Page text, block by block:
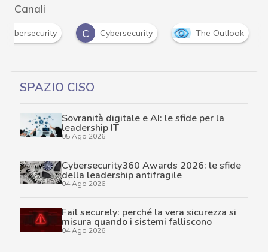
Canali
cybersecurity C Cybersecurity The Outlook
SPAZIO CISO
Sovranità digitale e AI: le sfide per la
leadership IT
05 Ago 2026
Cybersecurity360 Awards 2026: le sfide
della leadership antifragile
04 Ago 2026
Fail securely: perché la vera sicurezza si
misura quando i sistemi falliscono
04 Ago 2026